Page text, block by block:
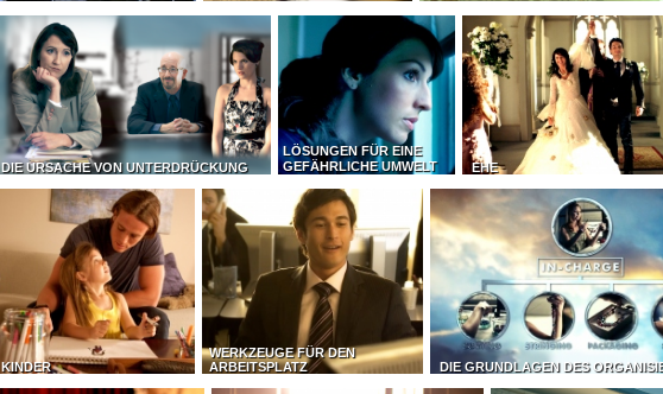
DIE URSACHE VON UNTERDRÜCKUNG
LÖSUNGEN FÜR EINE
GEFÄHRLICHE UMWELT
EHE
KINDER
WERKZEUGE FÜR DEN
ARBEITSPLATZ
DIE GRUNDLAGEN DES